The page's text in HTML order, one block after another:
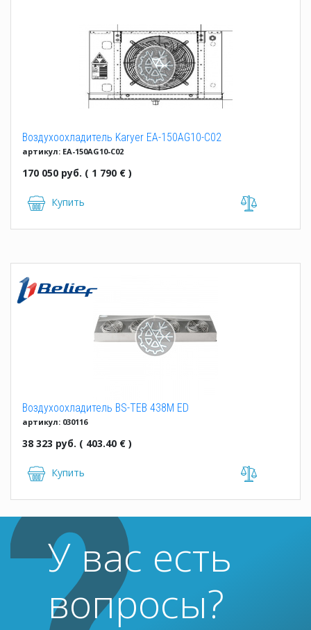
Воздухоохладитель Karyer EA-150AG10-C02
артикул: EA-150AG10-C02
170 050 руб. ( 1 790 € )
Купить
Воздухоохладитель BS-TEB 438M ED
артикул: 030116
38 323 руб. ( 403.40 € )
Купить
У вас есть
вопросы?